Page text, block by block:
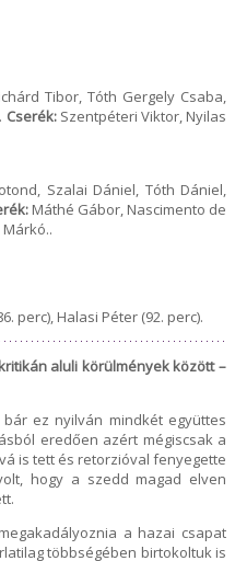
Tibor, Tóth Gergely Csaba,
Cserék:Szentpéteri Viktor, Nyilas
Szalai Dániel, Tóth Dániel,
Máthé Gábor, Nascimento de
perc), Halasi Péter (92. perc).
aluli körülmények között –
ez nyilván mindkét együttes
eredően azért mégiscsak a
is tett és retorzióval fenyegette
hogy a szedd magad elven
a hazai csapat
többségében birtokoltuk is